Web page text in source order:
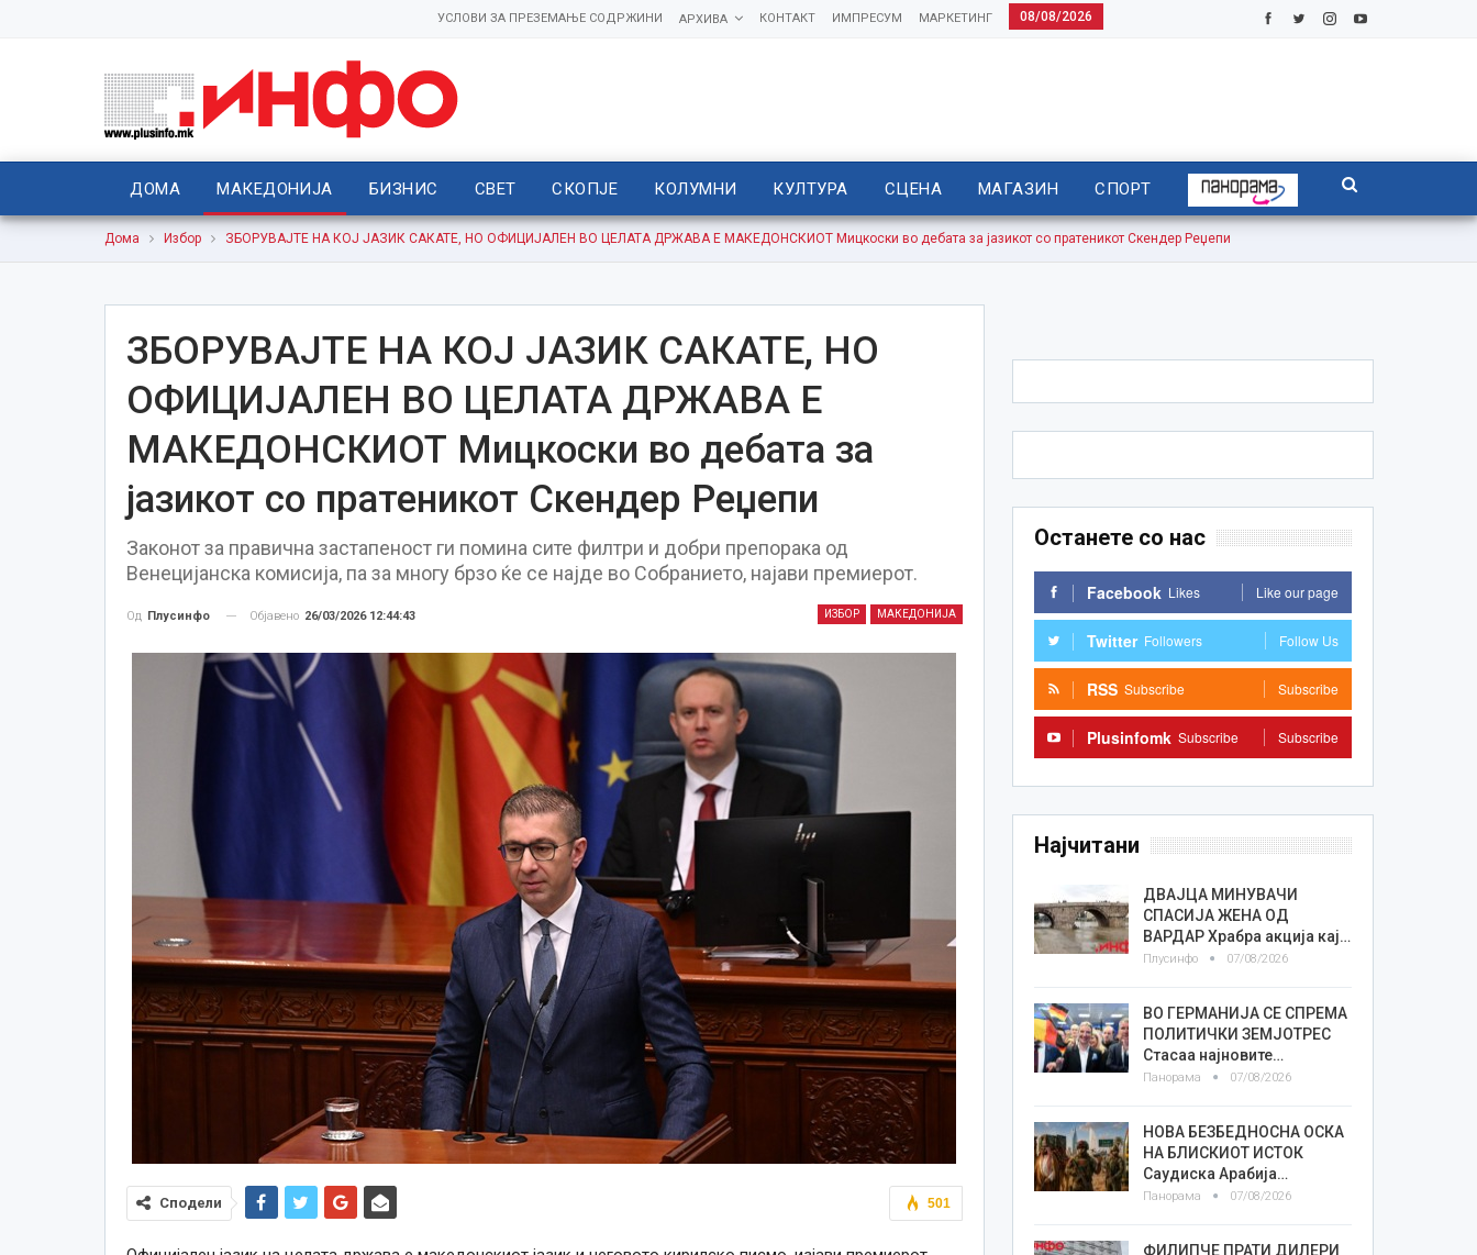
08/08/2026
МАРКЕТИНГ
ИМПРЕСУМ
КОНТАКТ
АРХИВА
УСЛОВИ ЗА ПРЕЗЕМАЊЕ СОДРЖИНИ
ДОМА МАКЕДОНИЈА БИЗНИС СВЕТ СКОПЈЕ КОЛУМНИ КУЛТУРА СЦЕНА МАГАЗИН СПОРТ
Дома Избор ЗБОРУВАЈТЕ НА КОЈ ЈАЗИК САКАТЕ, НО ОФИЦИЈАЛЕН ВО ЦЕЛАТА ДРЖАВА Е МАКЕДОНСКИОТ Мицкоски во дебата за јазикот со пратеникот Скендер Реџепи
ЗБОРУВАЈТЕ НА КОЈ ЈАЗИК САКАТЕ, НО
ОФИЦИЈАЛЕН ВО ЦЕЛАТА ДРЖАВА Е
МАКЕДОНСКИОТ Мицкоски во дебата за
јазикот со пратеникот Скендер Реџепи
Законот за правична застапеност ги помина сите филтри и добри препорака од
Венецијанска комисија, па за многу брзо ќе се најде во Собранието, најави премиерот.
ИЗБОР МАКЕДОНИЈА
Од Плусинфо Објавено 26/03/2026 12:44:43
501
Сподели
Останете со нас
Facebook Likes Like our page
Twitter Followers Follow Us
RSS Subscribe Subscribe
Plusinfomk Subscribe Subscribe
Најчитани
ДВАЈЦА МИНУВАЧИ
СПАСИЈА ЖЕНА ОД
ВАРДАР Храбра акција кај…
Плусинфо 07/08/2026
ВО ГЕРМАНИЈА СЕ СПРЕМА
ПОЛИТИЧКИ ЗЕМЈОТРЕС
Стасаа најновите…
Панорама 07/08/2026
НОВА БЕЗБЕДНОСНА ОСКА
НА БЛИСКИОТ ИСТОК
Саудиска Арабија…
Панорама 07/08/2026
ФИЛИПЧЕ ПРАТИ ДИЛЕРИ